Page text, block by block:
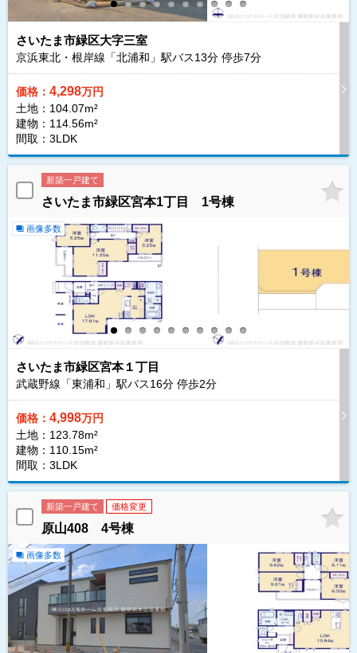
さいたま市緑区大字三室
京浜東北・根岸線「北浦和」駅バス13分 停歩7分
価格： 4,298万円
土地：104.07m²
建物：114.56m²
間取：3LDK
新築一戸建て
さいたま市緑区宮本1丁目 1号棟
画像多数
さいたま市緑区宮本１丁目
武蔵野線「東浦和」駅バス16分 停歩2分
価格： 4,998万円
土地：123.78m²
建物：110.15m²
間取：3LDK
新築一戸建て 価格変更
原山408 4号棟
画像多数